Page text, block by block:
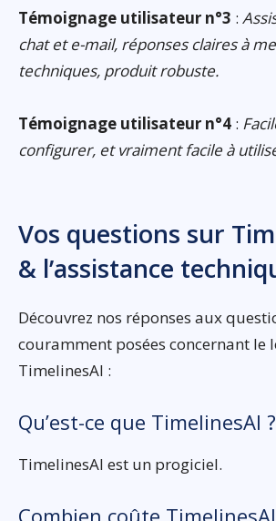
Témoignage utilisateur n°3 :
chat et e-mail, réponses claires à
techniques, produit robuste.
Témoignage utilisateur n°4 :
configurer, et vraiment facile à
Vos questions sur
& l’assistance
Découvrez nos réponses aux
couramment posées concernant le
TimelinesAI :
Qu’est-ce que TimelinesAI ?
TimelinesAI est un progiciel.